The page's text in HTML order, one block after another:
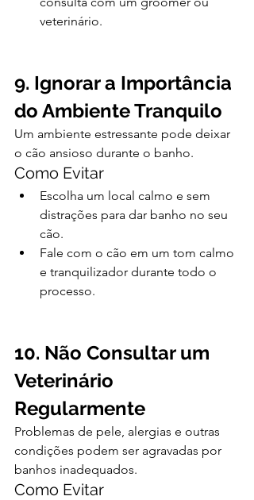
veterinário.
9. Ignorar a Importância
do Ambiente Tranquilo
Um ambiente estressante pode deixar
o cão ansioso durante o banho.
Como Evitar
Escolha um local calmo e sem
distrações para dar banho no seu
cão.
Fale com o cão em um tom calmo
e tranquilizador durante todo o
processo.
10. Não Consultar um
Veterinário
Regularmente
Problemas de pele, alergias e outras
condições podem ser agravadas por
banhos inadequados.
Como Evitar